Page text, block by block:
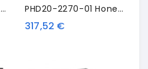
XJ3-00-07000000 Honeywell Compact 4 Mobile Mark III, 8 Dots/mm (203 Dpi), RTC, ZPL, DPL, PL-Z, LP, USB, RS232, Ethernet, Wi-Fi PHD20-2270-01 Honeywell Print Head
317,52 €